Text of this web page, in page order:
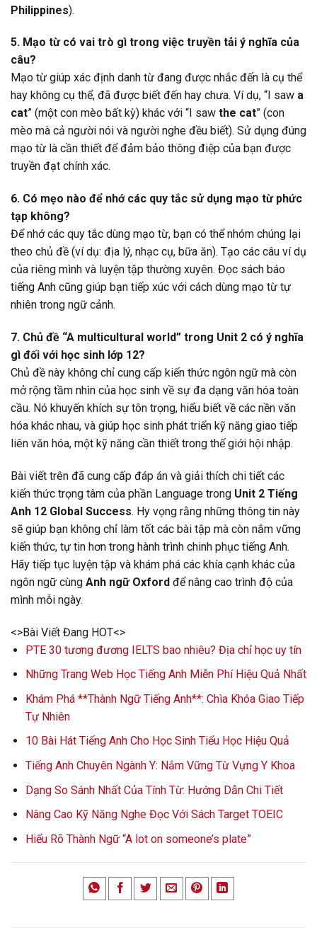
Philippines).
5. Mạo từ có vai trò gì trong việc truyền tải ý nghĩa của
câu?
Mạo từ giúp xác định danh từ đang được nhắc đến là cụ thể
hay không cụ thể, đã được biết đến hay chưa. Ví dụ, “I saw a
cat” (một con mèo bất kỳ) khác với “I saw the cat” (con
mèo mà cả người nói và người nghe đều biết). Sử dụng đúng
mạo từ là cần thiết để đảm bảo thông điệp của bạn được
truyền đạt chính xác.
6. Có mẹo nào để nhớ các quy tắc sử dụng mạo từ phức
tạp không?
Để nhớ các quy tắc dùng mạo từ, bạn có thể nhóm chúng lại
theo chủ đề (ví dụ: địa lý, nhạc cụ, bữa ăn). Tạo các câu ví dụ
của riêng mình và luyện tập thường xuyên. Đọc sách báo
tiếng Anh cũng giúp bạn tiếp xúc với cách dùng mạo từ tự
nhiên trong ngữ cảnh.
7. Chủ đề “A multicultural world” trong Unit 2 có ý nghĩa
gì đối với học sinh lớp 12?
Chủ đề này không chỉ cung cấp kiến thức ngôn ngữ mà còn
mở rộng tầm nhìn của học sinh về sự đa dạng văn hóa toàn
cầu. Nó khuyến khích sự tôn trọng, hiểu biết về các nền văn
hóa khác nhau, và giúp học sinh phát triển kỹ năng giao tiếp
liên văn hóa, một kỹ năng cần thiết trong thế giới hội nhập.
Bài viết trên đã cung cấp đáp án và giải thích chi tiết các
kiến thức trọng tâm của phần Language trong Unit 2 Tiếng
Anh 12 Global Success. Hy vọng rằng những thông tin này
sẽ giúp bạn không chỉ làm tốt các bài tập mà còn nắm vững
kiến thức, tự tin hơn trong hành trình chinh phục tiếng Anh.
Hãy tiếp tục luyện tập và khám phá các khía cạnh khác của
ngôn ngữ cùng Anh ngữ Oxford để nâng cao trình độ của
mình mỗi ngày.
<>Bài Viết Đang HOT<>
PTE 30 tương đương IELTS bao nhiêu? Địa chỉ học uy tín
Những Trang Web Học Tiếng Anh Miễn Phí Hiệu Quả Nhất
Khám Phá **Thành Ngữ Tiếng Anh**: Chìa Khóa Giao Tiếp
Tự Nhiên
10 Bài Hát Tiếng Anh Cho Học Sinh Tiểu Học Hiệu Quả
Tiếng Anh Chuyên Ngành Y: Nắm Vững Từ Vựng Y Khoa
Dạng So Sánh Nhất Của Tính Từ: Hướng Dẫn Chi Tiết
Nâng Cao Kỹ Năng Nghe Đọc Với Sách Target TOEIC
Hiểu Rõ Thành Ngữ “A lot on someone’s plate”